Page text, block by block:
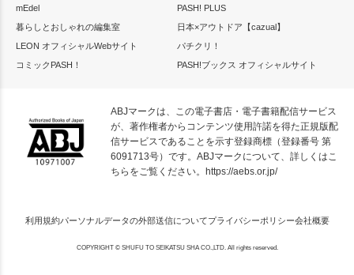
mEdel
PASH! PLUS
暮らしとおしゃれの編集室
日本×アウトドア【cazual】
LEON オフィシャルWebサイト
パチクリ！
コミックPASH！
PASH!ブックス オフィシャルサイト
ABJマークは、この電子書店・電子書籍配信サービス
が、著作権者からコンテンツ使用許諾を得た正規版配
信サービスであることを示す登録商標（登録番号 第
6091713号）です。ABJマークについて、詳しくはこ
ちらをご覧ください。
https://aebs.or.jp/
利用規約パーソナルデータの外部送信についてプライバシーポリシー会社概要
COPYRIGHT © SHUFU TO SEIKATSU SHA CO.,LTD. All rights reserved.